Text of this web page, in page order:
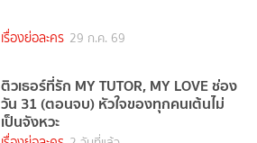
เรื่องย่อละคร 29 ก.ค. 69
ติวเธอร์ที่รัก MY TUTOR, MY LOVE ช่อง
วัน 31 (ตอนจบ) หัวใจของทุกคนเต้นไม่
เป็นจังหวะ